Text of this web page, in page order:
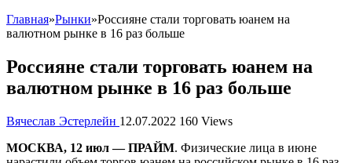
Главная»Рынки»Россияне стали торговать юанем на
валютном рынке в 16 раз больше
Россияне стали торговать юанем на
валютном рынке в 16 раз больше
Вячеслав Эстерлейн 12.07.2022 160 Views
МОСКВА, 12 июл — ПРАЙМ. Физические лица в июне